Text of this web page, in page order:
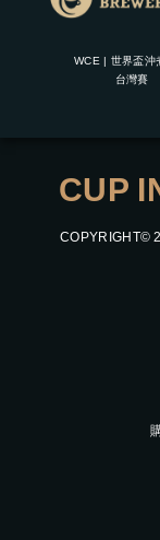
WCE | 世界盃沖
台灣賽
CUP
COPYRIGHT©